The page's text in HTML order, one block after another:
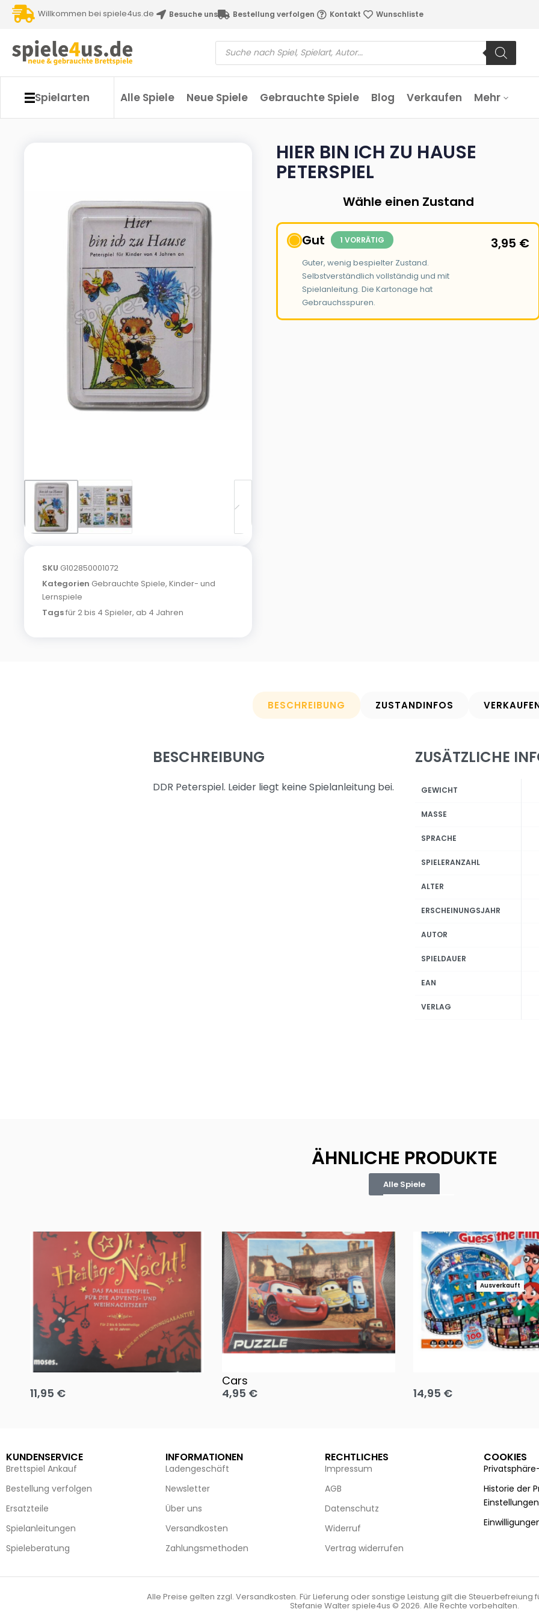
Willkommen bei spiele4us.de Besuche uns Bestellung verfolgen Kontakt Wunschliste
Spielarten Alle Spiele Neue Spiele Gebrauchte Spiele Blog Verkaufen Mehr
SKU G102850001072
Kategorien Gebrauchte Spiele, Kinder- und
Lernspiele
Tagsfür 2 bis 4 Spieler, ab 4 Jahren
HIER BIN ICH ZU HAUSE
PETERSPIEL
Wähle einen Zustand
Gut 1 VORRÄTIG
Guter, wenig bespielter Zustand.
Selbstverständlich vollständig und mit
Spielanleitung. Die Kartonage hat
Gebrauchsspuren.
3,95 €
BESCHREIBUNG ZUSTANDINFOS
BESCHREIBUNG
DDR Peterspiel. Leider liegt keine Spielanleitung bei.
ZUSÄTZLICHE
GEWICHT
MASSE
SPRACHE
SPIELERANZAHL
ALTER
ERSCHEINUNGSJAHR
AUTOR
SPIELDAUER
EAN
VERLAG
ÄHNLICHE PRODUKTE
Alle Spiele
Oh, heilige Nacht!
11,95 €
Cars
4,95 €
Ausverkauft
14,95 €
KUNDENSERVICE
Brettspiel Ankauf
Bestellung verfolgen
Ersatzteile
Spielanleitungen
Spieleberatung
INFORMATIONEN
Ladengeschäft
Newsletter
Über uns
Versandkosten
Zahlungsmethoden
RECHTLICHES
Impressum
AGB
Datenschutz
Widerruf
Vertrag widerrufen
COOKIES
Historie der
Einstellungen
Alle Preise gelten zzgl. Versandkosten. Für Lieferung oder sonstige Leistung gilt die Steuerbefreiung
Stefanie Walter spiele4us © 2026. Alle Rechte vorbehalten.